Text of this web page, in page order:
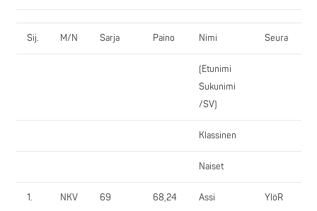
Sij. M/N Sarja Paino Nimi Seura
(Etunimi
Sukunimi
/SV)
Klassinen
Naiset
1. NKV 69 68,24
Assi
YlöR